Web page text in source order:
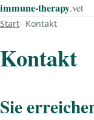
immune‑therapy.vet
Start Kontakt
Kontakt
Sie